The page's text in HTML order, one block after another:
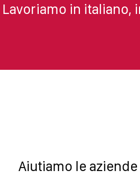
Lavoriamo in italiano,
Aiutiamo le